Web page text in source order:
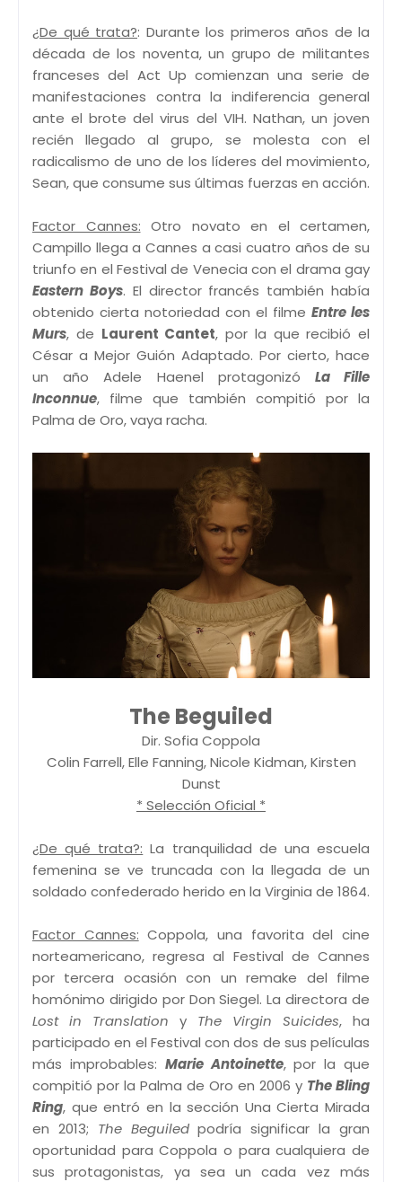
¿De qué trata?: Durante los primeros años de la
década de los noventa, un grupo de militantes
franceses del Act Up comienzan una serie de
manifestaciones contra la indiferencia general
ante el brote del virus del VIH. Nathan, un joven
recién llegado al grupo, se molesta con el
radicalismo de uno de los líderes del movimiento,
Sean, que consume sus últimas fuerzas en acción.
Factor Cannes: Otro novato en el certamen,
Campillo llega a Cannes a casi cuatro años de su
triunfo en el Festival de Venecia con el drama gay
Eastern Boys. El director francés también había
obtenido cierta notoriedad con el filme Entre les
Murs, de Laurent Cantet, por la que recibió el
César a Mejor Guión Adaptado. Por cierto, hace
un año Adele Haenel protagonizó La Fille
Inconnue, filme que también compitió por la
Palma de Oro, vaya racha.
The Beguiled
Dir. Sofia Coppola
Colin Farrell, Elle Fanning, Nicole Kidman, Kirsten
Dunst
* Selección Oficial *
¿De qué trata?: La tranquilidad de una escuela
femenina se ve truncada con la llegada de un
soldado confederado herido en la Virginia de 1864.
Factor Cannes: Coppola, una favorita del cine
norteamericano, regresa al Festival de Cannes
por tercera ocasión con un remake del filme
homónimo dirigido por Don Siegel. La directora de
Lost in Translation y The Virgin Suicides, ha
participado en el Festival con dos de sus películas
más improbables: Marie Antoinette, por la que
compitió por la Palma de Oro en 2006 y The Bling
Ring, que entró en la sección Una Cierta Mirada
en 2013; The Beguiledpodría significar la gran
oportunidad para Coppola o para cualquiera de
sus protagonistas, ya sea un cada vez más